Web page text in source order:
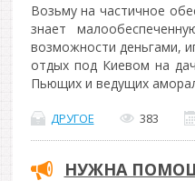
Возьму на частичное
знает
возможности деньгами,
отдых под Киевом на
Пьющих и ведущих
ДРУГОЕ 383
НУЖНА